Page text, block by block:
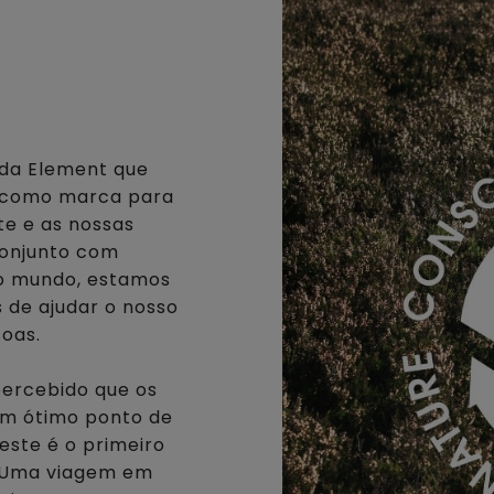
Element que
marca para
e as nossas
com
mundo, estamos
ajudar o nosso
que os
ótimo ponto de
é o primeiro
viagem em